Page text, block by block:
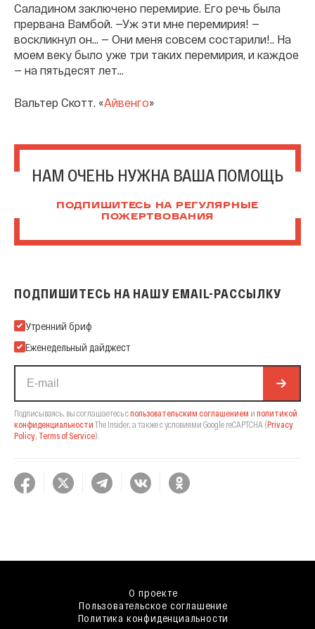
Саладином заключено перемирие. Его речь была
прервана Вамбой. —Уж эти мне перемирия! —
воскликнул он… — Они меня совсем состарили!.. На
моем веку было уже три таких перемирия, и каждое
— на пятьдесят лет...
Вальтер Скотт. «Айвенго»
НАМ ОЧЕНЬ НУЖНА ВАША ПОМОЩЬ
ПОДПИШИТЕСЬ НА РЕГУЛЯРНЫЕ
ПОЖЕРТВОВАНИЯ
ПОДПИШИТЕСЬ НА НАШУ EMAIL-РАССЫЛКУ
Подпишитесь на нашу Email-рассылку
Утренний бриф
Еженедельный дайджест
Подписываясь, вы соглашаетесь спользовательским соглашением и политикой
конфиденциальности The Insider, а также с условиями Google reCAPTCHA (Privacy
Policy, Terms of Service).
О проекте
Пользовательское соглашение
Политика конфиденциальности